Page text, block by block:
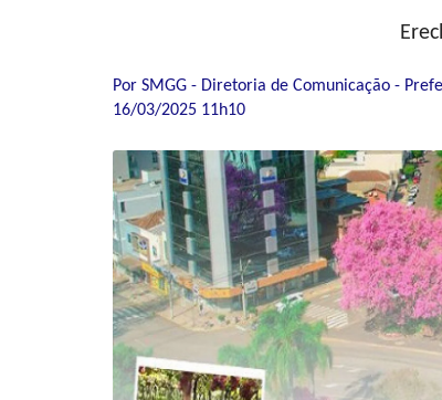
Por SMGG - Diretoria de Comunicação -
16/03/2025 11h10